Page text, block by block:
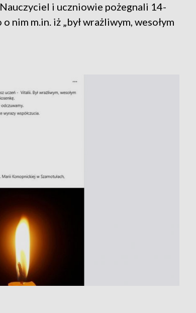
i uczniowie pożegnali 14-
m.in. iż „był wrażliwym, wesołym